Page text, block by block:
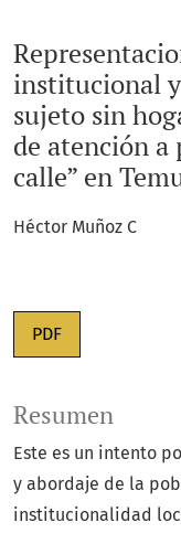
institucional
sujeto sin
de atención a
calle” en
Héctor Muñoz C
PDF
Resumen
Este es un intento
y abordaje de la
institucionalidad